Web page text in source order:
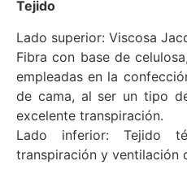
Tejido
Lado superior: Viscosa
Fibra con base de
empleadas en la
de cama, al ser un tipo
excelente transpiración.
Lado inferior: Tejido
transpiración y ventilación